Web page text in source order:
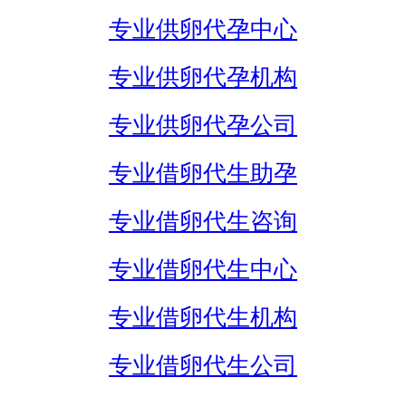
专业供卵代孕中心
专业供卵代孕机构
专业供卵代孕公司
专业借卵代生助孕
专业借卵代生咨询
专业借卵代生中心
专业借卵代生机构
专业借卵代生公司